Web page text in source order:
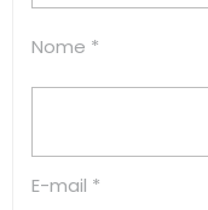
Nome *
E-mail *